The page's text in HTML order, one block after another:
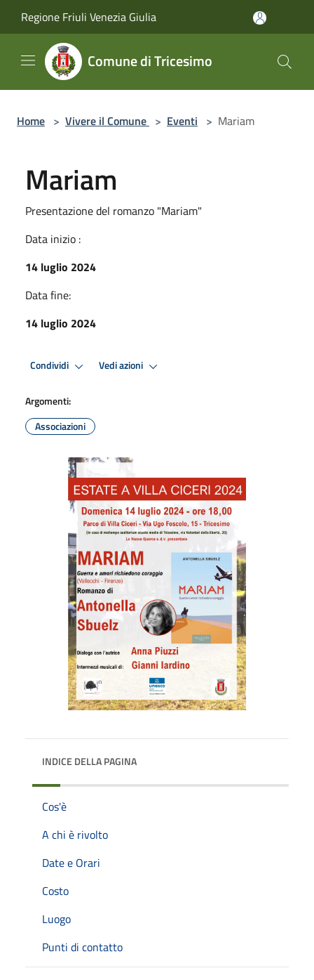
Regione Friuli Venezia Giulia
Comune di Tricesimo
Home > Vivere il Comune > Eventi > Mariam
Mariam
Presentazione del romanzo "Mariam"
Data inizio :
14 luglio 2024
Data fine:
14 luglio 2024
Condividi Vedi azioni
Argomenti:
Associazioni
INDICE DELLA PAGINA
Cos'è
A chi è rivolto
Date e Orari
Costo
Luogo
Punti di contatto